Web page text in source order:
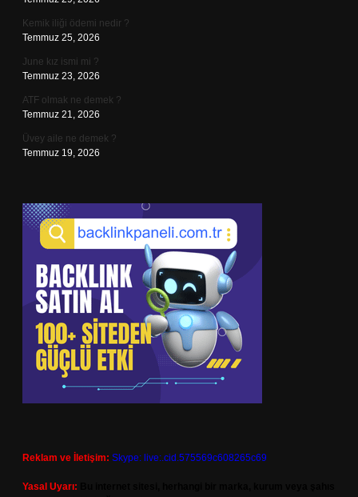
Kemik iliği ödemi nedir ?
Temmuz 25, 2026
June kız ismi mi ?
Temmuz 23, 2026
ATF olmak ne demek ?
Temmuz 21, 2026
Üvey aile ne demek ?
Temmuz 19, 2026
Reklam ve İletişim: Skype: live:.cid.575569c608265c69
Yasal Uyarı: